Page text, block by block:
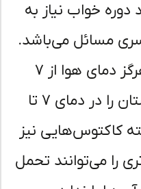
خواب نیاز به
می‌باشد.
در دوره خواب و زمستان هرگز دمای هوا از ۷
درجه کمتر نشود و کاکتوستان را در دمای ۷ تا
کاکتوس‌هایی نیز
می‌توانند تحمل